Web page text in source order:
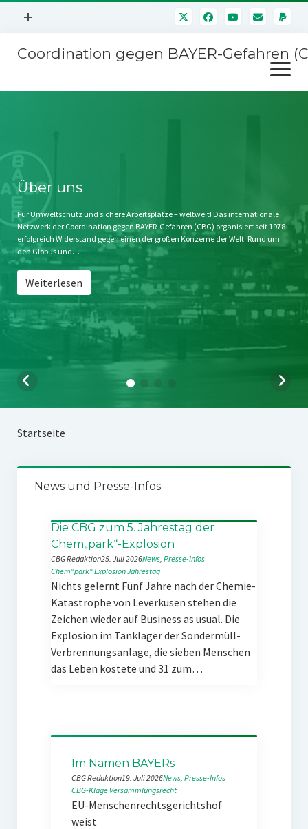
Menü
+
Mitmachen
Kontakt
Impressum
Störfälle
Coordination gegen BAYER-Gefahren
Menü
öffnen
Stichwort BAYER
Jahrestagung
SPENDEN
Über uns
Für Umweltschutz und sichere Arbeitsplätze – weltweit! Das internationale
Netzwerk der Coordination gegen BAYER-Gefahren (CBG) organisiert seit 1978
erfolgreich Widerstand gegen einen der großen Konzerne der Welt. Rund um
den Globus und…
Weiterlesen
Startseite
News und Presse-Infos
Die CBG zum 5. Jahrestag der
Chem„park“-Explosion
CBG Redaktion25. Juli 2026News, Presse-Infos
Chem“park“ExplosionJahrestag
Nichts gelernt Fünf Jahre nach der Chemie-
Katastrophe von Leverkusen stehen die
Zeichen wieder auf Business as usual. Die
Explosion im Tanklager der Sondermüll-
Verbrennungsanlage, die sieben Menschen
das Leben kostete und 31 zum…
Im Namen BAYERs
CBG Redaktion19. Juli 2026News, Presse-Infos
CBG-Klage Versammlungsrecht
EU-Menschenrechtsgerichtshof
weist